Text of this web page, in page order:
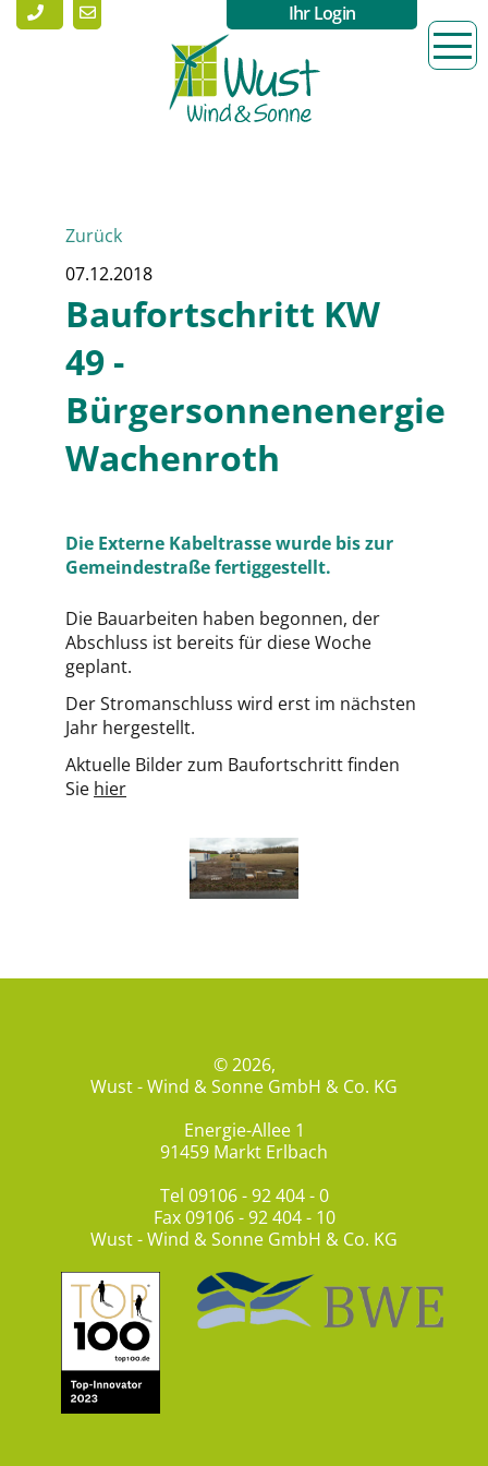
Ihr Login
Zurück
07.12.2018
Baufortschritt KW
49 -
Bürgersonnenenergie
Wachenroth
Die Externe Kabeltrasse wurde bis zur
Gemeindestraße fertiggestellt.
Die Bauarbeiten haben begonnen, der
Abschluss ist bereits für diese Woche
geplant.
Der Stromanschluss wird erst im nächsten
Jahr hergestellt.
Aktuelle Bilder zum Baufortschritt finden
Sie hier
© 2026,
Wust - Wind & Sonne GmbH & Co. KG
Energie-Allee 1
91459 Markt Erlbach
Tel 09106 - 92 404 - 0
Fax 09106 - 92 404 - 10
Wust - Wind & Sonne GmbH & Co. KG